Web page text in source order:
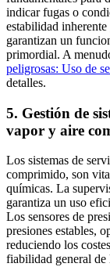
indicar fugas o
estabilidad
garantizan un
primordial. A
peligrosas: Uso de
detalles.
5. Gestión de
vapor y aire
Los sistemas de
comprimido, son
químicas. La
garantiza un uso
Los sensores de
presiones estables,
reduciendo los
fiabilidad general de